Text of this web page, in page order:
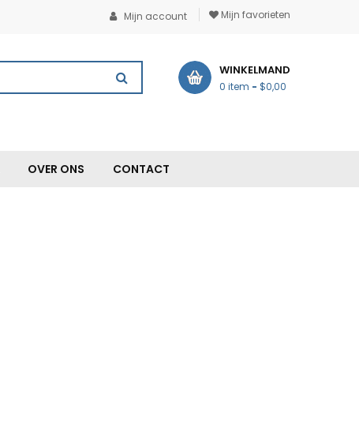
Mijn favorieten
Mijn account
WINKELMAND
0 item - $0,00
OVER ONS CONTACT